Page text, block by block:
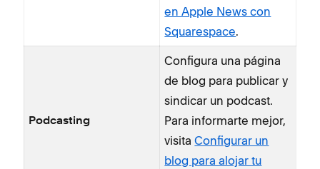
en Apple News con
Squarespace.
Podcasting
Configura una página
de blog para publicar y
sindicar un podcast.
Para informarte mejor,
visitaConfigurar un
blog para alojar tu